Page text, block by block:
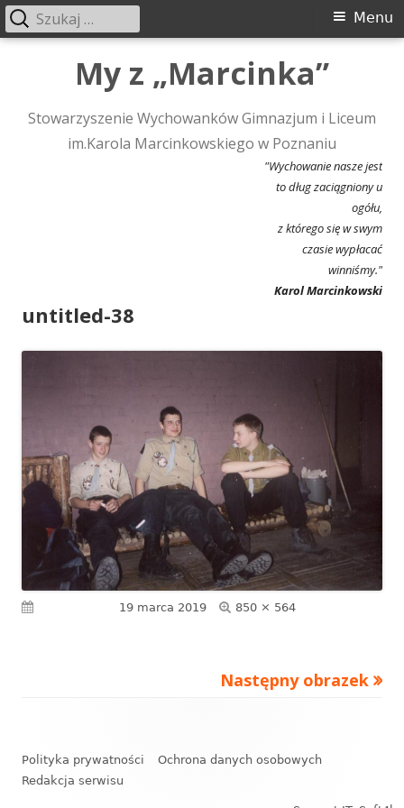
My z „Marcinka”
Stowarzyszenie Wychowanków Gimnazjum i Liceum
im.Karola Marcinkowskiego w Poznaniu
"Wychowanie nasze jest
to dług zaciągniony u
ogółu,
z którego się w swym
czasie wypłacać
winniśmy."
Karol Marcinkowski
Menu
główne
Menu
Szukaj:
untitled-38
19 marca 2019
Pełny
850 × 564
Następny obrazek
stopki
Polityka prywatności
Ochrona danych osobowych
Redakcja serwisu